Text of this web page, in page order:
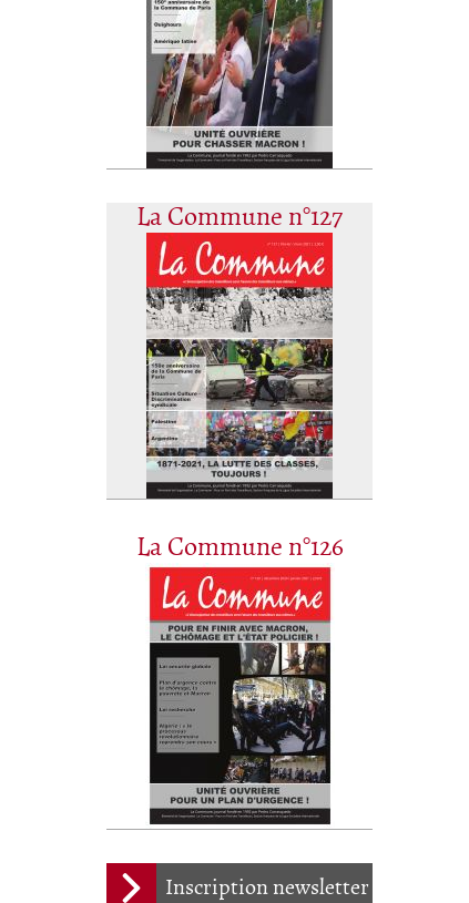
La Commune n°127
La Commune n°126
Inscription newsletter